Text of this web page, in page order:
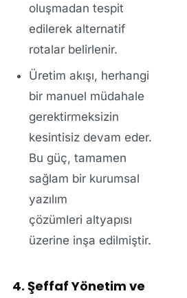
oluşmadan tespit
edilerek alternatif
rotalar belirlenir.
Üretim akışı, herhangi
bir manuel müdahale
gerektirmeksizin
kesintisiz devam eder.
Bu güç, tamamen
sağlam bir kurumsal
yazılım
çözümleri altyapısı
üzerine inşa edilmiştir.
4. Şeffaf Yönetim ve